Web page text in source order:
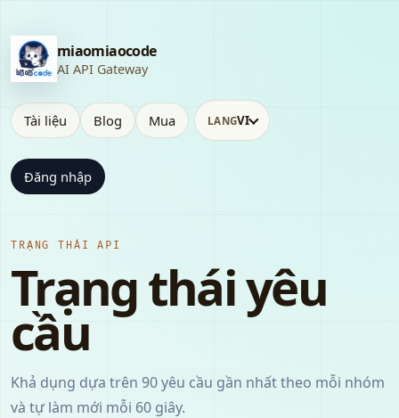
miaomiaocode
AI API Gateway
Tài liệu Blog Mua LANGVI
Đăng nhập
TRẠNG THÁI API
Trạng thái yêu
cầu
Khả dụng dựa trên 90 yêu cầu gần nhất theo mỗi nhóm
và tự làm mới mỗi 60 giây.